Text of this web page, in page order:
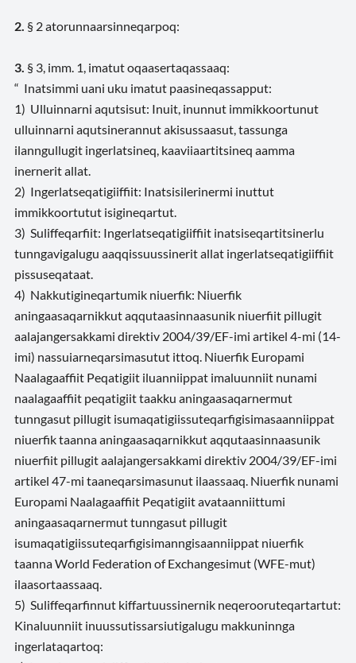
2. § 2 atorunnaarsinneqarpoq:
3. § 3, imm. 1, imatut oqaasertaqassaaq:
“ Inatsimmi uani uku imatut paasineqassapput:
1) Ulluinnarni aqutsisut: Inuit, inunnut immikkoortunut
ulluinnarni aqutsinerannut akisussaasut, tassunga
ilanngullugit ingerlatsineq, kaaviiaartitsineq aamma
inernerit allat.
2) Ingerlatseqatigiiffiit: Inatsisilerinermi inuttut
immikkoortutut isigineqartut.
3) Suliffeqarfiit: Ingerlatseqatigiiffiit inatsiseqartitsinerlu
tunngavigalugu aaqqissuussinerit allat ingerlatseqatigiiffiit
pissuseqataat.
4) Nakkutigineqartumik niuerfik: Niuerfik
aningaasaqarnikkut aqqutaasinnaasunik niuerfiit pillugit
aalajangersakkami direktiv 2004/39/EF-imi artikel 4-mi (14-
imi) nassuiarneqarsimasutut ittoq. Niuerfik Europami
Naalagaaffiit Peqatigiit iluanniippat imaluunniit nunami
naalagaaffiit peqatigiit taakku aningaasaqarnermut
tunngasut pillugit isumaqatigiissuteqarfigisimasaanniippat
niuerfik taanna aningaasaqarnikkut aqqutaasinnaasunik
niuerfiit pillugit aalajangersakkami direktiv 2004/39/EF-imi
artikel 47-mi taaneqarsimasunut ilaassaaq. Niuerfik nunami
Europami Naalagaaffiit Peqatigiit avataanniittumi
aningaasaqarnermut tunngasut pillugit
isumaqatigiissuteqarfigisimanngisaanniippat niuerfik
taanna World Federation of Exchangesimut (WFE-mut)
ilaasortaassaaq.
5) Suliffeqarfinnut kiffartuussinernik neqerooruteqartartut:
Kinaluunniit inuussutissarsiutigalugu makkuninnga
ingerlataqartoq: